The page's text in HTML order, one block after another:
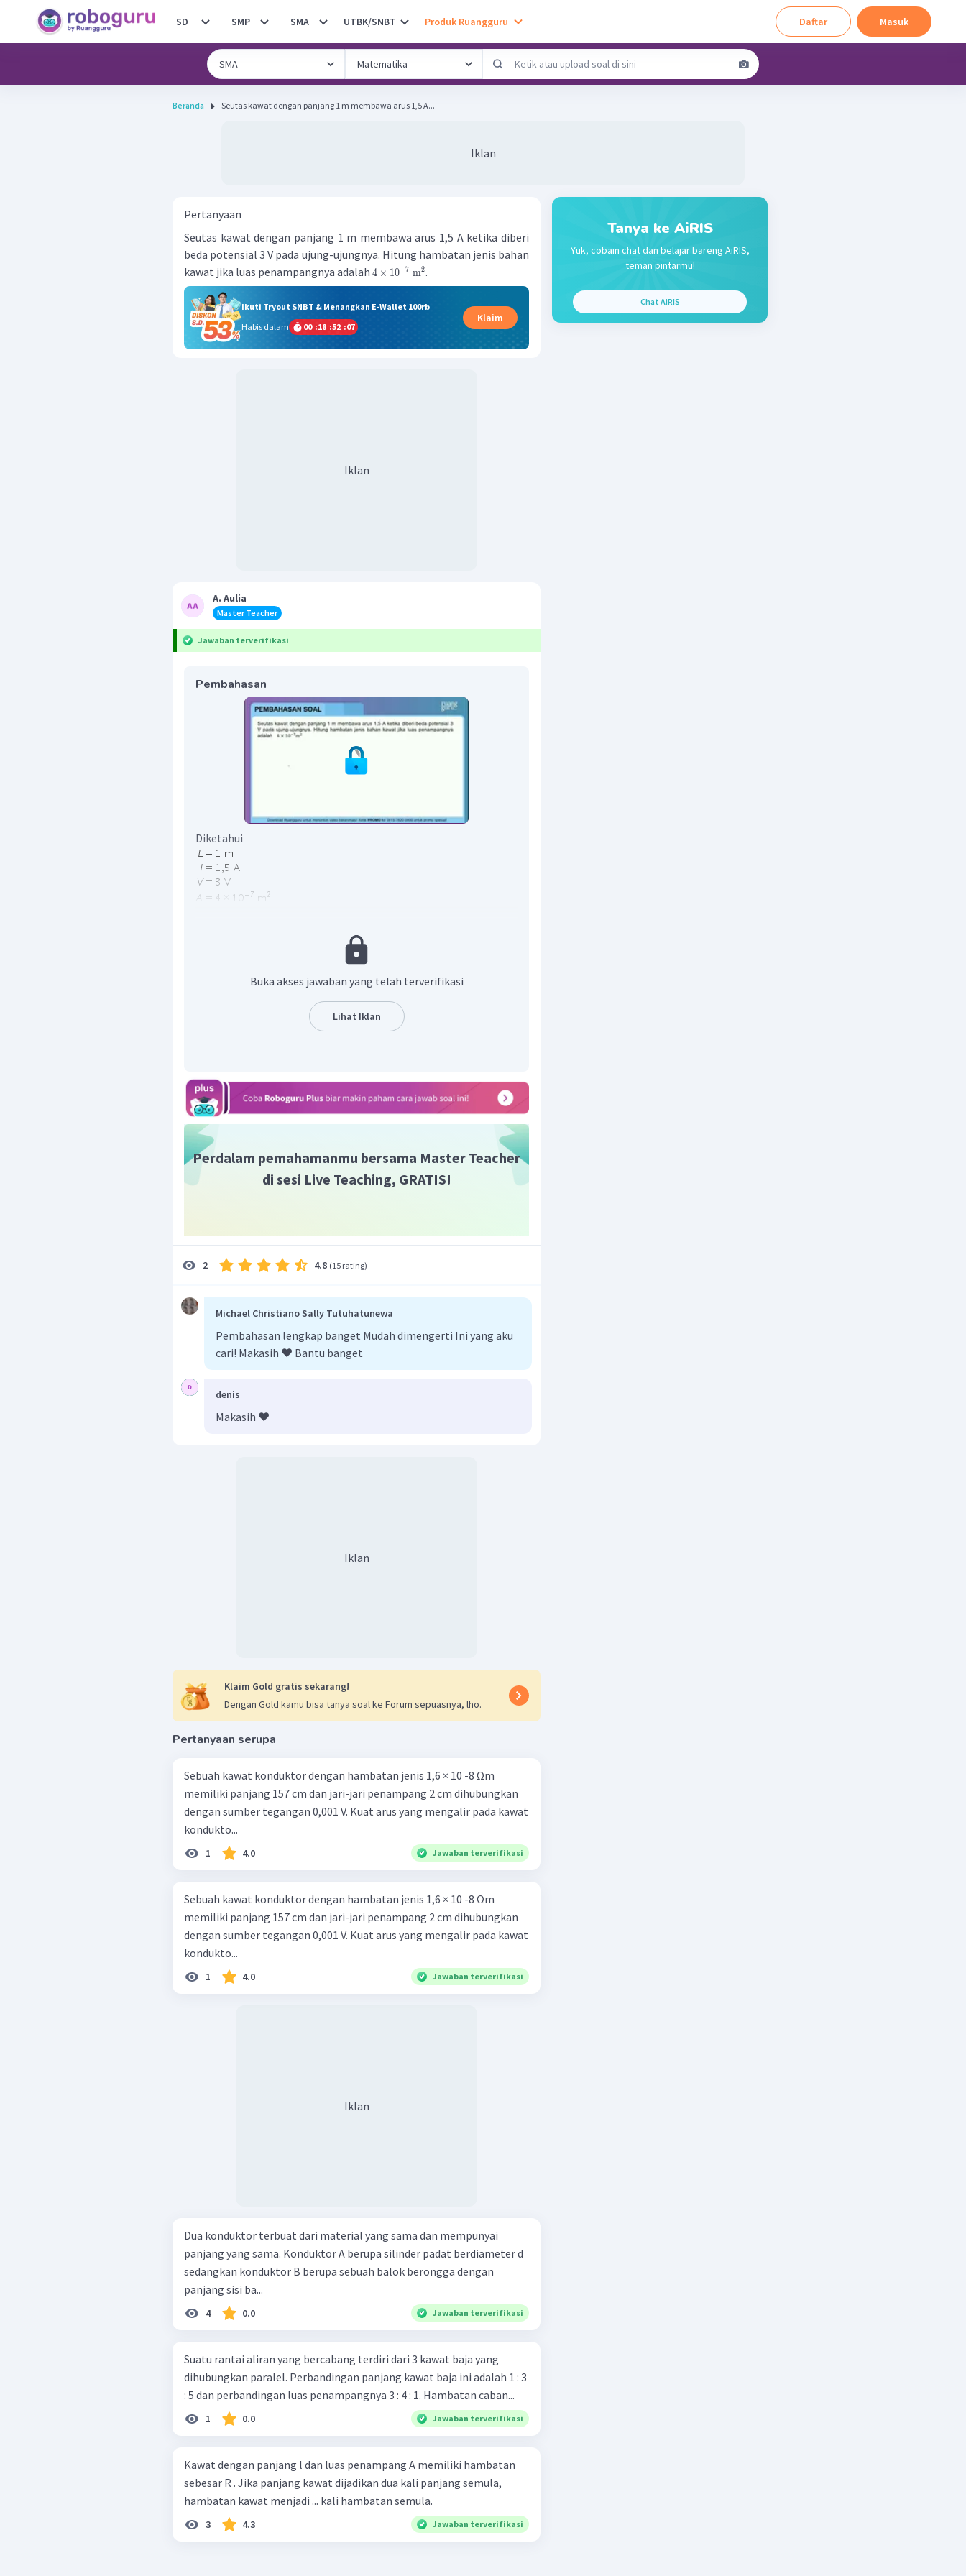
SD SMP SMA UTBK/SNBT Produk Ruangguru Daftar Masuk
Beranda Seutas kawat dengan panjang 1 m membawa arus 1,5 A...
Iklan
Pertanyaan
Seutas kawat dengan panjang 1 m membawa arus 1,5 A ketika diberi
beda potensial 3 V pada ujung-ujungnya. Hitung hambatan jenis bahan
kawat jika luas penampangnya adalah 4 × 10−7 m2.
Ikuti Tryout SNBT & Menangkan E-Wallet 100rb
Habis dalam
00 :18 :52 :06
Klaim
Iklan
A. Aulia
Master Teacher
Jawaban terverifikasi
Pembahasan
Diketahui
Mencari besar hambatan kawat
Jadi, besar hambatan jenis kawat adalah
Buka akses jawaban yang telah terverifikasi
Lihat Iklan
Perdalam pemahamanmu bersama Master Teacher
di sesi Live Teaching, GRATIS!
2 4.8 (15 rating)
Michael Christiano Sally Tutuhatunewa
Pembahasan lengkap banget Mudah dimengerti Ini yang aku
cari! Makasih ❤️ Bantu banget
denis
Makasih ❤️
Iklan
Klaim Gold gratis sekarang!
Dengan Gold kamu bisa tanya soal ke Forum sepuasnya, lho.
Pertanyaan serupa
Sebuah kawat konduktor dengan hambatan jenis 1,6 × 10 -8 Ωm
memiliki panjang 157 cm dan jari-jari penampang 2 cm dihubungkan
dengan sumber tegangan 0,001 V. Kuat arus yang mengalir pada kawat
kondukto...
1 4.0 Jawaban terverifikasi
Sebuah kawat konduktor dengan hambatan jenis 1,6 × 10 -8 Ωm
memiliki panjang 157 cm dan jari-jari penampang 2 cm dihubungkan
dengan sumber tegangan 0,001 V. Kuat arus yang mengalir pada kawat
kondukto...
1 4.0 Jawaban terverifikasi
Iklan
Dua konduktor terbuat dari material yang sama dan mempunyai
panjang yang sama. Konduktor A berupa silinder padat berdiameter d
sedangkan konduktor B berupa sebuah balok berongga dengan
panjang sisi ba...
4 0.0 Jawaban terverifikasi
Suatu rantai aliran yang bercabang terdiri dari 3 kawat baja yang
dihubungkan paralel. Perbandingan panjang kawat baja ini adalah 1 : 3
: 5 dan perbandingan luas penampangnya 3 : 4 : 1. Hambatan caban...
1 0.0 Jawaban terverifikasi
Kawat dengan panjang l dan luas penampang A memiliki hambatan
sebesar R . Jika panjang kawat dijadikan dua kali panjang semula,
hambatan kawat menjadi ... kali hambatan semula.
3 4.3 Jawaban terverifikasi
Tanya ke AiRIS
Yuk, cobain chat dan belajar bareng AiRIS,
teman pintarmu!
Chat AiRIS